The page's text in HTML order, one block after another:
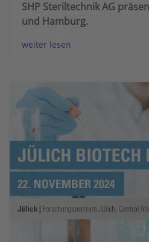
SHP Steriltechnik AG
und Hamburg.
weiter lesen